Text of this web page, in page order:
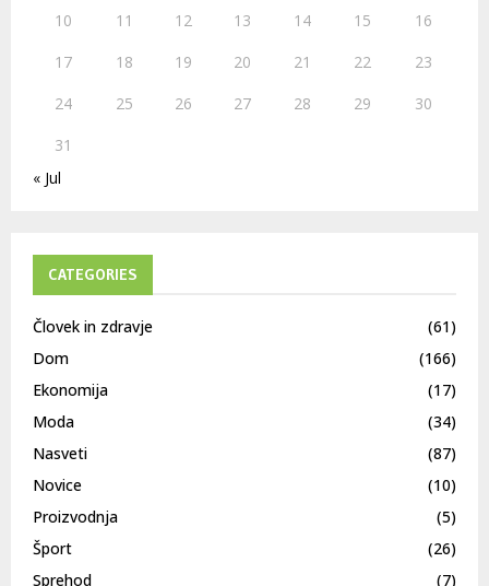
10
11 12 13 14 15
16
17
18 19 20 21 22
23
24
25 26 27 28 29
30
31
« Jul
CATEGORIES
Človek in zdravje
(61)
Dom
(166)
Ekonomija
(17)
Moda
(34)
Nasveti
(87)
Novice
(10)
Proizvodnja
(5)
Šport
(26)
Sprehod
(7)